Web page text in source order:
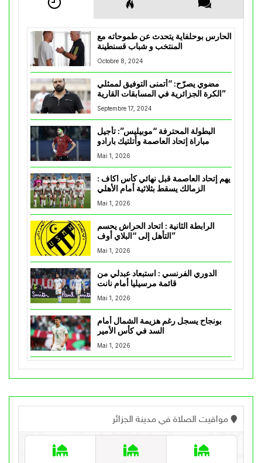
الحارس بوحلفاية يتحدث عن طموحاته مع
المنتخب و شباب قسنطينة
Octobre 8, 2024
مضوي يصرّح: “أتمنى التوفيق لممثلي
الكرة الجزائرية في المسابقات القارية”
Septembre 17, 2024
البطولة المحترفة “موبيليس”: تأجيل
مباراة إتحاد العاصمة وأتلتيك بارادو
Mai 1, 2026
يهم إتحاد العاصمة قبل نهائي كأس اكاف :
Mai 1, 2026
الرابطة الثانية : اتحاد الحراش يحسم
التأهل إلى “البلاي أوف”
Mai 1, 2026
الدوري الفرنسي : استبعاد عبدلي من
قائمة مرسيليا أمام نانت
Mai 1, 2026
بونجاح يسجل رغم هزيمة الشمال أمام
السد في كأس الأمير
Mai 1, 2026